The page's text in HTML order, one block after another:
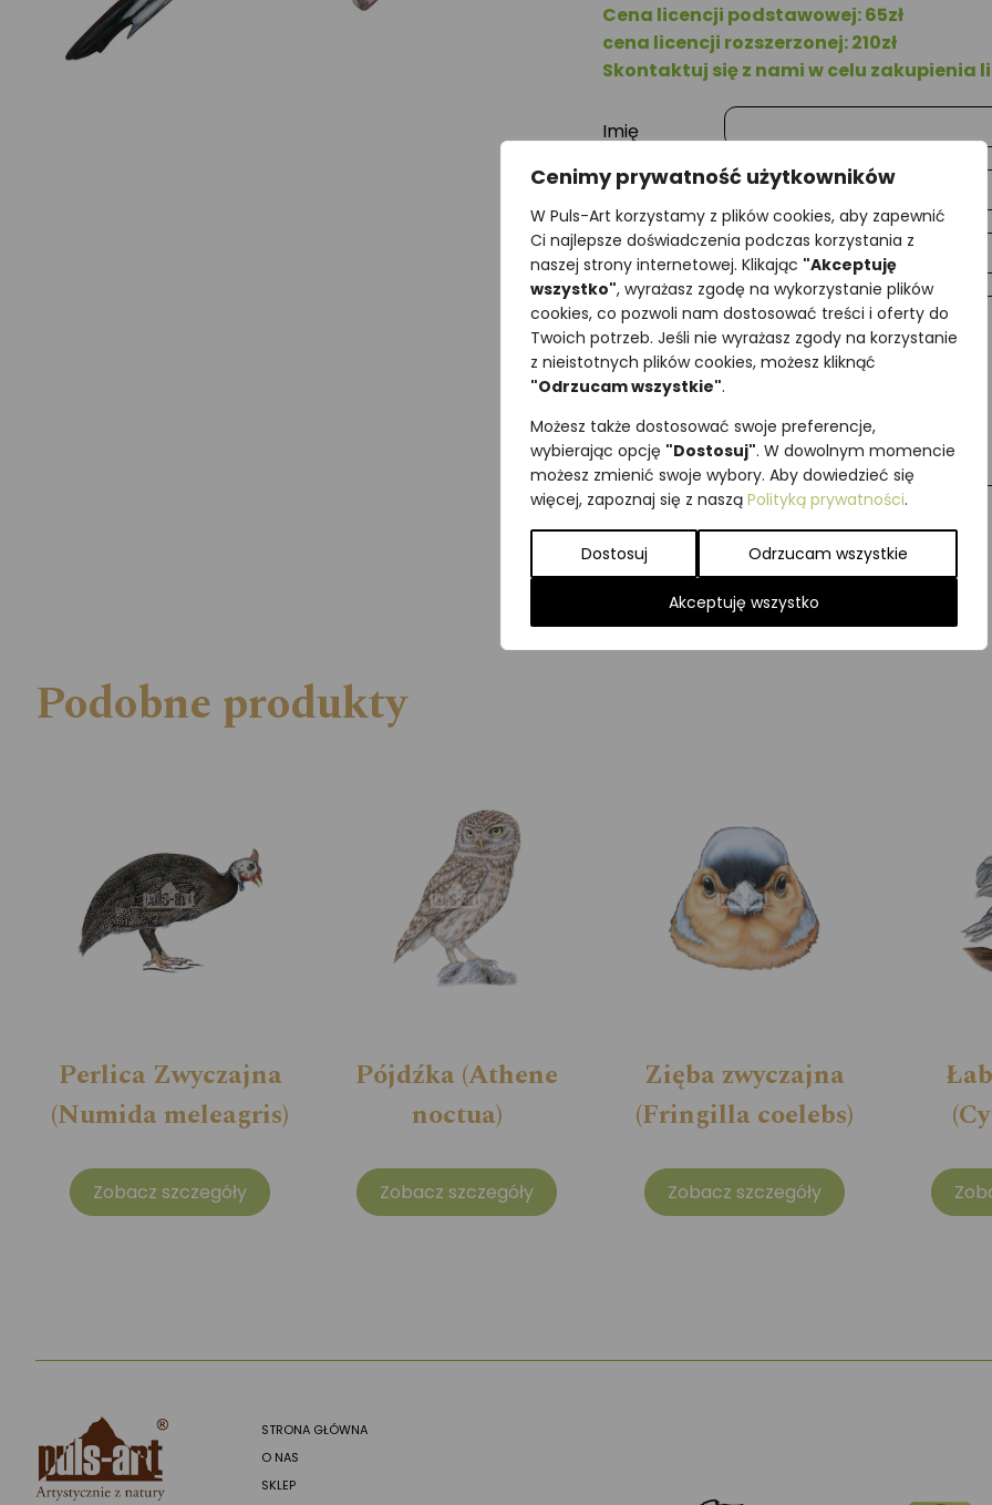
Cenimy prywatność użytkowników
W Puls-Art korzystamy z plików cookies, aby zapewnić
Ci najlepsze doświadczenia podczas korzystania z
naszej strony internetowej. Klikając "Akceptuję
wszystko", wyrażasz zgodę na wykorzystanie plików
cookies, co pozwoli nam dostosować treści i oferty do
Twoich potrzeb. Jeśli nie wyrażasz zgody na korzystanie
z nieistotnych plików cookies, możesz kliknąć
"Odrzucam wszystkie".
Możesz także dostosować swoje preferencje,
wybierając opcję "Dostosuj". W dowolnym momencie
możesz zmienić swoje wybory. Aby dowiedzieć się
więcej, zapoznaj się z naszą Polityką prywatności.
Dostosuj Odrzucam wszystkie
Akceptuję wszystko
Cena licencji podstawowej: 65zł
cena licencji rozszerzonej: 210zł
Skontaktuj się z nami w celu zakupienia
Imię
Nazwisko
E-mail
Wiadomość
Najniższa cena z ostatnich 30 dni:65,00zł
Brak danych
Kategorie:ILUSTRACJE,Ptaki,Śpiewające
Podobne produkty
Perlica Zwyczajna
(Numida meleagris)
Zobacz szczegóły
Pójdźka (Athene
noctua)
Zobacz szczegóły
Zięba zwyczajna
(Fringilla coelebs)
Zobacz szczegóły
STRONA GŁÓWNA
O NAS
SKLEP